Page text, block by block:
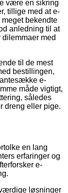
være en sikring
tillige med at e-
bekendte
anledning til at
med
til de mest
bestillingen,
e-
måde vigtigt,
således
dreng eller pige.
en lang
erfaringer og
e-
løsninger